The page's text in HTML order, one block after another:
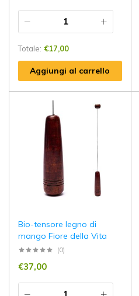
Totale: €17,00
Aggiungi al carrello
Bio-tensore legno di
mango Fiore della Vita
(0)
€37,00